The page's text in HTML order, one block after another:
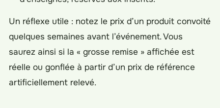
Un réflexe utile : notez le prix d’un produit convoité
quelques semaines avant l’événement. Vous
saurez ainsi si la « grosse remise » affichée est
réelle ou gonflée à partir d’un prix de référence
artificiellement relevé.